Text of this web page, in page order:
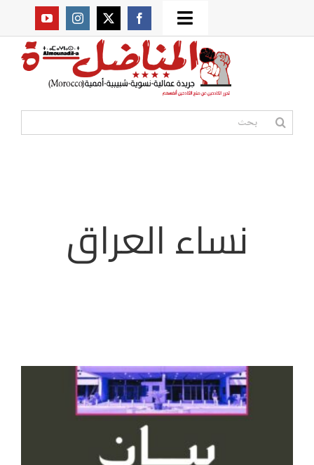
to
Toggle
Navigation
من نحن؟
افتتاحية موقع المناضل-ة
البحث
نساء العراق